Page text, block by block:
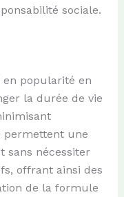
sociale.
en popularité en
la durée de vie
permettent une
sans nécessiter
offrant ainsi des
de la formule